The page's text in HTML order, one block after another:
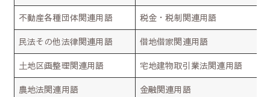
不動産各種団体関連用語
税金・税制関連用語
民法その他法律関連用語
借地借家関連用語
土地区画整理関連用語
宅地建物取引業法関連用語
農地法関連用語
金融関連用語